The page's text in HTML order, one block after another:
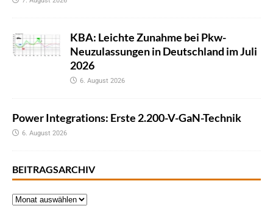
KBA: Leichte Zunahme bei Pkw-
Neuzulassungen in Deutschland im Juli
2026
6. August 2026
Power Integrations: Erste 2.200-V-GaN-Technik
6. August 2026
BEITRAGSARCHIV